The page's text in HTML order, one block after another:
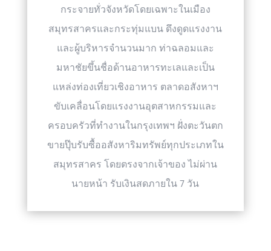
กระจายทั่วจังหวัดโดยเฉพาะในเมือง
สมุทรสาครและกระทุ่มแบน ดึงดูดแรงงาน
และผู้บริหารจำนวนมาก ท่าฉลอมและ
มหาชัยขึ้นชื่อด้านอาหารทะเลและเป็น
แหล่งท่องเที่ยวเชิงอาหาร ตลาดอสังหาฯ
ขับเคลื่อนโดยแรงงานอุตสาหกรรมและ
ครอบครัวที่ทำงานในกรุงเทพฯ ฝั่งตะวันตก
ขายปุ๊บรับซื้ออสังหาริมทรัพย์ทุกประเภทใน
สมุทรสาคร โดยตรงจากเจ้าของ ไม่ผ่าน
นายหน้า รับเงินสดภายใน 7 วัน